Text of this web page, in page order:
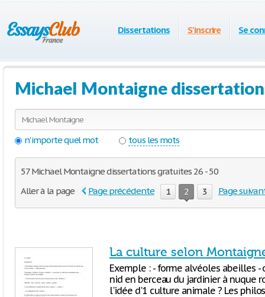
Dissertations S'inscrire Se
Michael Montaigne
n'importe quel mot tous les mots
57 Michael Montaigne dissertations gratuites 26 - 50
Aller à la page
Page précédente 1 2 3 Page
La culture selon
Exemple : - forme alvéoles abeilles -
nid en berceau du jardinier à nuque
l'idée d'1 culture animale ? Les